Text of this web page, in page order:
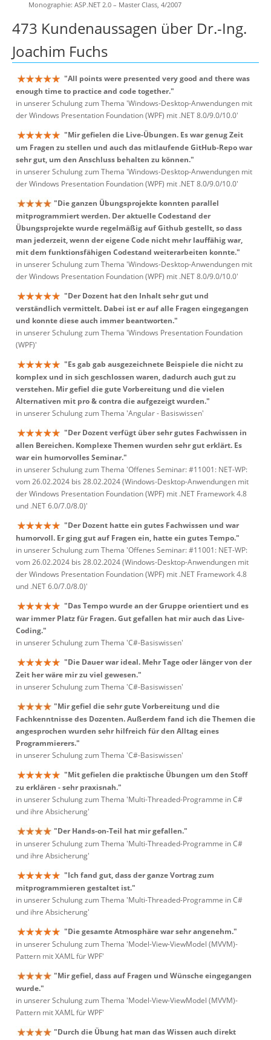
Monographie: ASP.NET 2.0 – Master Class, 4/2007
473 Kundenaussagen über Dr.-Ing.
Joachim Fuchs
"All points were presented very good and there was
enough time to practice and code together."
in unserer Schulung zum Thema 'Windows-Desktop-Anwendungen mit
der Windows Presentation Foundation (WPF) mit .NET 8.0/9.0/10.0'
"Mir gefielen die Live-Übungen. Es war genug Zeit
um Fragen zu stellen und auch das mitlaufende GitHub-Repo war
sehr gut, um den Anschluss behalten zu können."
in unserer Schulung zum Thema 'Windows-Desktop-Anwendungen mit
der Windows Presentation Foundation (WPF) mit .NET 8.0/9.0/10.0'
"Die ganzen Übungsprojekte konnten parallel
mitprogrammiert werden. Der aktuelle Codestand der
Übungsprojekte wurde regelmäßig auf Github gestellt, so dass
man jederzeit, wenn der eigene Code nicht mehr lauffähig war,
mit dem funktionsfähigen Codestand weiterarbeiten konnte."
in unserer Schulung zum Thema 'Windows-Desktop-Anwendungen mit
der Windows Presentation Foundation (WPF) mit .NET 8.0/9.0/10.0'
"Der Dozent hat den Inhalt sehr gut und
verständlich vermittelt. Dabei ist er auf alle Fragen eingegangen
und konnte diese auch immer beantworten."
in unserer Schulung zum Thema 'Windows Presentation Foundation
(WPF)'
"Es gab gab ausgezeichnete Beispiele die nicht zu
komplex und in sich geschlossen waren, dadurch auch gut zu
verstehen. Mir gefiel die gute Vorbereitung und die vielen
Alternativen mit pro & contra die aufgezeigt wurden."
in unserer Schulung zum Thema 'Angular - Basiswissen'
"Der Dozent verfügt über sehr gutes Fachwissen in
allen Bereichen. Komplexe Themen wurden sehr gut erklärt. Es
war ein humorvolles Seminar."
in unserer Schulung zum Thema 'Offenes Seminar: #11001: NET-WP:
vom 26.02.2024 bis 28.02.2024 (Windows-Desktop-Anwendungen mit
der Windows Presentation Foundation (WPF) mit .NET Framework 4.8
und .NET 6.0/7.0/8.0)'
"Der Dozent hatte ein gutes Fachwissen und war
humorvoll. Er ging gut auf Fragen ein, hatte ein gutes Tempo."
in unserer Schulung zum Thema 'Offenes Seminar: #11001: NET-WP:
vom 26.02.2024 bis 28.02.2024 (Windows-Desktop-Anwendungen mit
der Windows Presentation Foundation (WPF) mit .NET Framework 4.8
und .NET 6.0/7.0/8.0)'
"Das Tempo wurde an der Gruppe orientiert und es
war immer Platz für Fragen. Gut gefallen hat mir auch das Live-
Coding."
in unserer Schulung zum Thema 'C#-Basiswissen'
"Die Dauer war ideal. Mehr Tage oder länger von der
Zeit her wäre mir zu viel gewesen."
in unserer Schulung zum Thema 'C#-Basiswissen'
"Mir gefiel die sehr gute Vorbereitung und die
Fachkenntnisse des Dozenten. Außerdem fand ich die Themen die
angesprochen wurden sehr hilfreich für den Alltag eines
Programmierers."
in unserer Schulung zum Thema 'C#-Basiswissen'
"Mit gefielen die praktische Übungen um den Stoff
zu erklären - sehr praxisnah."
in unserer Schulung zum Thema 'Multi-Threaded-Programme in C#
und ihre Absicherung'
"Der Hands-on-Teil hat mir gefallen."
in unserer Schulung zum Thema 'Multi-Threaded-Programme in C#
und ihre Absicherung'
"Ich fand gut, dass der ganze Vortrag zum
mitprogrammieren gestaltet ist."
in unserer Schulung zum Thema 'Multi-Threaded-Programme in C#
und ihre Absicherung'
"Die gesamte Atmosphäre war sehr angenehm."
in unserer Schulung zum Thema 'Model-View-ViewModel (MVVM)-
Pattern mit XAML für WPF'
"Mir gefiel, dass auf Fragen und Wünsche eingegangen
wurde."
in unserer Schulung zum Thema 'Model-View-ViewModel (MVVM)-
Pattern mit XAML für WPF'
"Durch die Übung hat man das Wissen auch direkt